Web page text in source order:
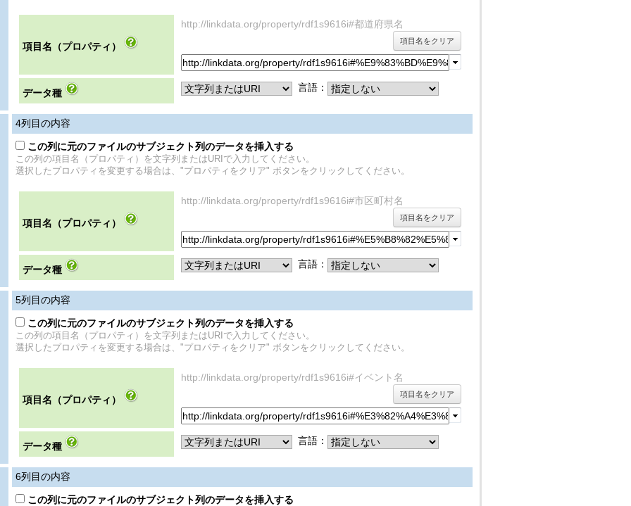
項目名（プロパティ）
http://linkdata.org/property/rdf1s9616i#都道府県名
項目名をクリア
データ種 言語：
4列目の内容
この列に元のファイルのサブジェクト列のデータを挿入する
この列の項目名（プロパティ）を文字列またはURIで入力してください。
選択したプロパティを変更する場合は、"プロパティをクリア" ボタンをクリックしてください。
項目名（プロパティ）
http://linkdata.org/property/rdf1s9616i#市区町村名
項目名をクリア
データ種 言語：
5列目の内容
この列に元のファイルのサブジェクト列のデータを挿入する
この列の項目名（プロパティ）を文字列またはURIで入力してください。
選択したプロパティを変更する場合は、"プロパティをクリア" ボタンをクリックしてください。
項目名（プロパティ）
http://linkdata.org/property/rdf1s9616i#イベント名
項目名をクリア
データ種 言語：
6列目の内容
この列に元のファイルのサブジェクト列のデータを挿入する